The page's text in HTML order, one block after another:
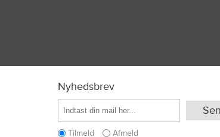
Nyhedsbrev
Tilmeld Afmeld